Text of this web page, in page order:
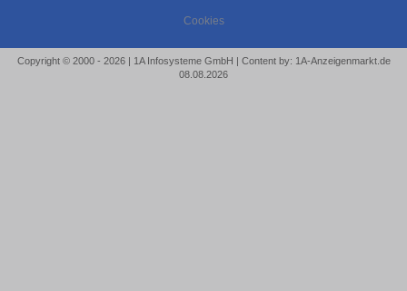
Cookies
Copyright © 2000 - 2026 | 1A Infosysteme GmbH | Content by: 1A-Anzeigenmarkt.de
08.08.2026